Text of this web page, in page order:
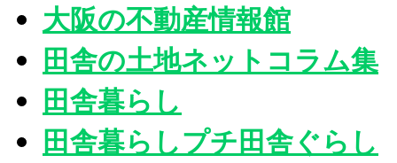
大阪の不動産情報館
田舎の土地ネットコラム集
田舎暮らし
田舎暮らしプチ田舎ぐらし